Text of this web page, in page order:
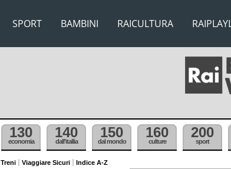
SPORT BAMBINI RAICULTURA
130
economia
140
dall'itallia
150
dal mondo
160
culture
200
sport
Treni Viaggiare Sicuri Indice A-Z